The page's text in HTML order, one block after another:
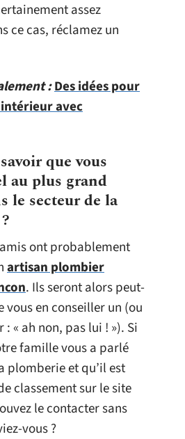
assez
ce cas, réclamez un
:Des idées pour
avec
que vous
au plus grand
le secteur de la
ont probablement
artisan plombier
. Ils seront alors peut-
vous en conseiller un (ou
« ah non, pas lui ! »). Si
famille vous a parlé
plomberie et qu’il est
classement sur le site
le contacter sans
vous ?